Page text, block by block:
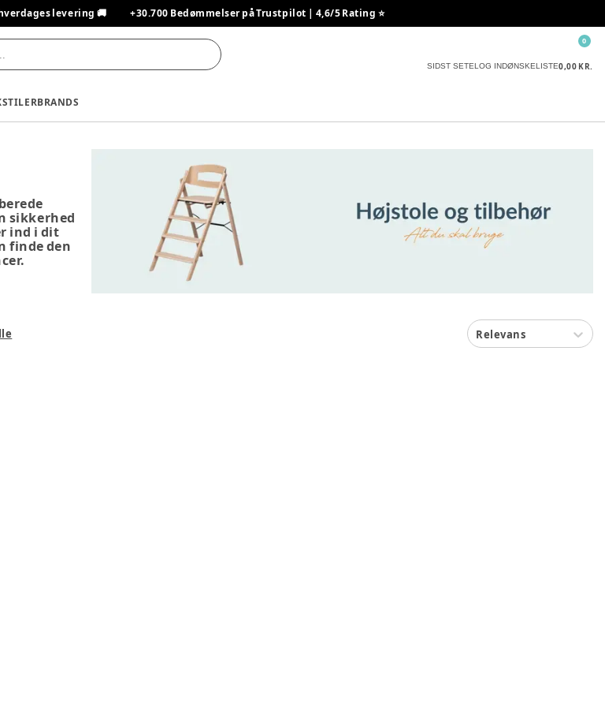
levering 🚚 +30.700 Bedømmelser på Trustpilot | 4,6/5 Rating ⭐️
SIDST SETELOG INDØNSKELISTE0,00 KR.
0
BRANDS
sikkerhed
ind i dit
finde den
Relevans